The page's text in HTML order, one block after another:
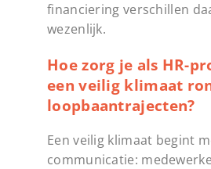
financiering verschillen
wezenlijk.
Hoe zorg je als HR-
een veilig klimaat
loopbaantrajecten?
Een veilig klimaat begint
communicatie: